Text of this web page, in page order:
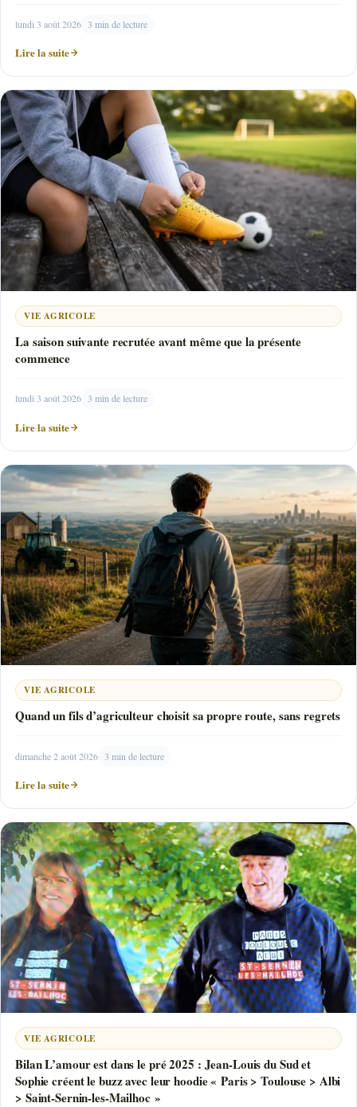
lundi 3 août 2026 3 min de lecture
Lire la suite
VIE AGRICOLE
La saison suivante recrutée avant même que la présente
commence
lundi 3 août 2026 3 min de lecture
Lire la suite
VIE AGRICOLE
Quand un fils d’agriculteur choisit sa propre route, sans regrets
dimanche 2 août 2026 3 min de lecture
Lire la suite
VIE AGRICOLE
Bilan L’amour est dans le pré 2025 : Jean-Louis du Sud et
Sophie créent le buzz avec leur hoodie « Paris > Toulouse > Albi
> Saint-Sernin-les-Mailhoc »